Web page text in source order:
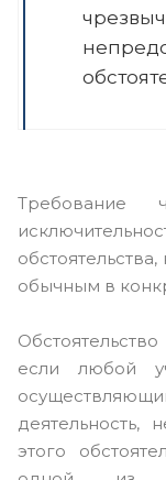
Требование
обычным в
если любой
деятельность,
этого